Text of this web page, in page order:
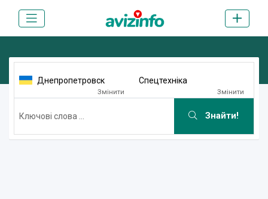
Днепропетровск
Змінити
Спецтехніка
Змінити
Знайти!